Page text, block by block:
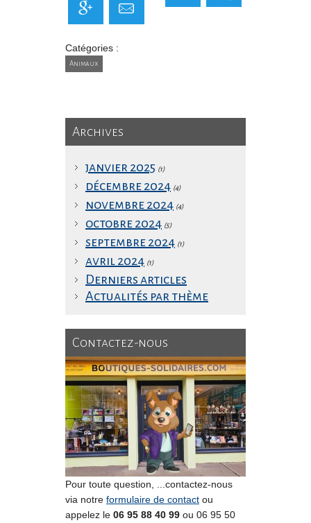
Catégories :
Animaux
Archives
janvier 2025 (1)
décembre 2024 (4)
novembre 2024 (4)
octobre 2024 (5)
septembre 2024 (1)
avril 2024 (1)
Derniers articles
Actualités par thème
Contactez-nous
Pour toute question, ...contactez-nous
via notre formulaire de contact ou
appelez le 06 95 88 40 99 ou 06 95 50